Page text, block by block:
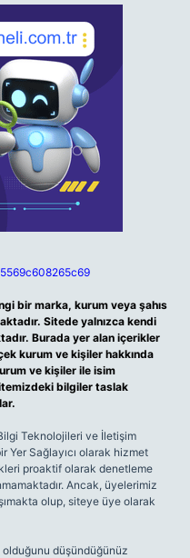
bir marka, kurum veya şahıs
Sitede yalnızca kendi
Burada yer alan içerikler
kurum ve kişiler hakkında
ve kişiler ile isim
bilgiler taslak
Teknolojileri ve İletişim
Yer Sağlayıcı olarak hizmet
proaktif olarak denetleme
Ancak, üyelerimiz
olup, siteye üye olarak
düşündüğünüz